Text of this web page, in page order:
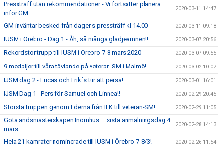
Pressträff utan rekommendationer - Vi fortsätter planera
inför GM
2020-03-11 14:47
GM inväntar besked från dagens pressträff kl 14.00 2020-03-11 09:18
IUSM i Örebro - Dag 1 - Åh, så många glädjeämnen!! 2020-03-07 20:56
Rekordstor trupp till IUSM i Örebro 7-8 mars 2020 2020-03-07 09:55
9 medaljer till våra tävlande på veteran-SM i Malmö! 2020-03-02 10:07
IJSM dag 2 - Lucas och Erik´s tur att persa! 2020-03-01 16:01
IJSM Dag 1 - Pers för Samuel och Linnea!! 2020-02-29 20:45
Största truppen genom tiderna från IFK till veteran-SM! 2020-02-29 11:05
Götalandsmästerskapen Inomhus – sista anmälningsdag 4
mars
2020-02-28 14:13
Hela 21 kamrater nominerade till IUSM i Örebro 7-8/3! 2020-02-26 11:54